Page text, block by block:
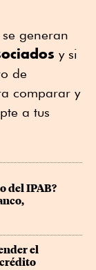
generan
y si
de
comparar y
a tus
del IPAB?
el